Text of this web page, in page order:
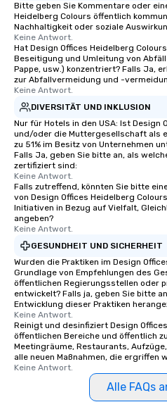
Bitte geben Sie Kommentare oder
Heidelberg Colours öffentlich
Nachhaltigkeit oder soziale
Keine Antwort.
Hat Design Offices Heidelberg
Beseitigung und Umleitung von
Pappe, usw.) konzentriert? Falls Ja,
zur Abfallvermeidung und -
Keine Antwort.
DIVERSITÄT UND INKLUSION
Nur für Hotels in den USA: Ist Design
und/oder die Muttergesellschaft als
zu 51% im Besitz von Unternehmen
Falls Ja, geben Sie bitte an, als
zertifiziert sind:
Keine Antwort.
Falls zutreffend, könnten Sie bitte
von Design Offices Heidelberg
Initiativen in Bezug auf Vielfalt,
angeben?
Keine Antwort.
GESUNDHEIT UND SICHERHEIT
Wurden die Praktiken im Design
Grundlage von Empfehlungen des
öffentlichen Regierungsstellen oder
entwickelt? Falls ja, geben Sie bitte
Entwicklung dieser Praktiken
Keine Antwort.
Reinigt und desinfiziert Design
öffentlichen Bereiche und öffentlich
Meetingräume, Restaurants,
alle neuen Maßnahmen, die ergriffen
Keine Antwort.
Alle FAQs